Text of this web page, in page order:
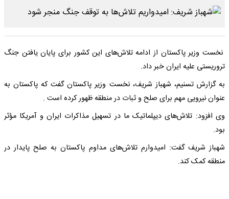
نخست وزیر پاکستان از ادامه تلاش‌های این کشور برای پایان یافتن جنگ
تروریستی علیه ایران خبر داد.
به گزارش تسنیم، شهباز شریف، نخست وزیر پاکستان گفت که پاکستان به
عنوان نیرویی مهم برای صلح و ثبات در منطقه ظهور کرده است .
وی افزود: تلاش‌های دیپلماتیک ما در تسهیل مذاکرات ایران و آمریکا مؤثر
بود.
شهباز شریف گفت: امیدوارم تلاش‌های مداوم پاکستان به صلح پایدار در
منطقه کمک کند.